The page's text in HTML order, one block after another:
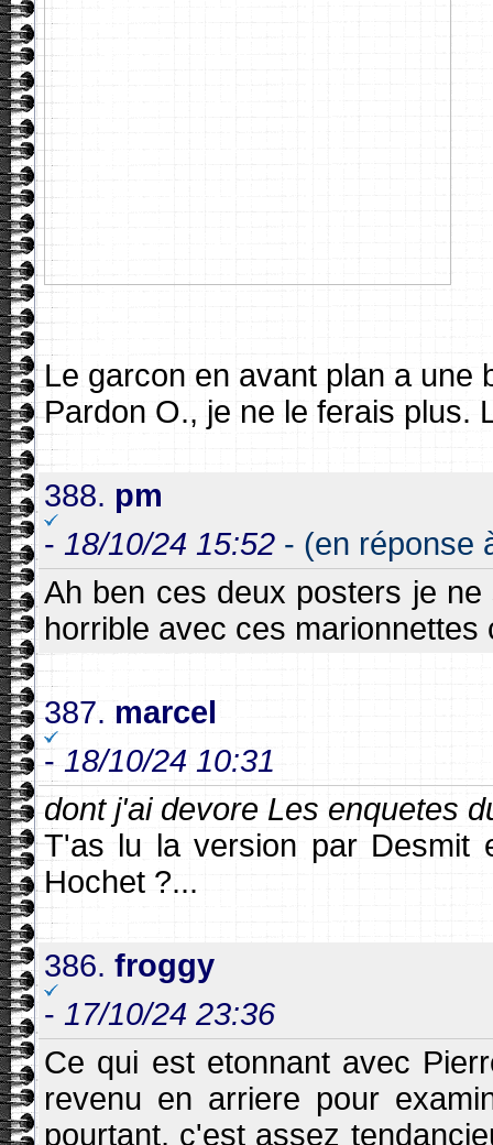
Le garcon en avant plan a une
Pardon O., je ne le ferais plus.
388. pm
- 18/10/24 15:52 - (en réponse
Ah ben ces deux posters je
horrible avec ces marionnettes
387. marcel
-18/10/24 10:31
dont j'ai devore Les enquetes
T'as lu la version par Desmit
Hochet ?...
386. froggy
- 17/10/24 23:36
Ce qui est etonnant avec
revenu en arriere pour
pourtant, c'est assez